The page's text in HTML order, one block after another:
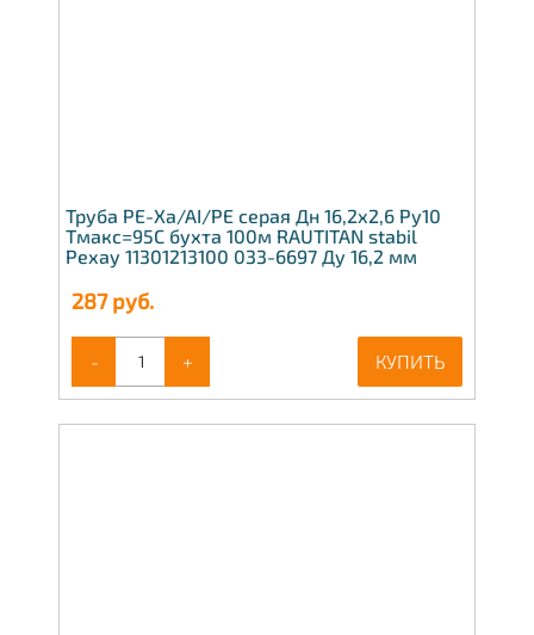
Труба PE-Xa/AI/PE серая Дн 16,2х2,6 Ру10
Тмакс=95C бухта 100м RAUTITAN stabil
Рехау 11301213100 033-6697 Ду 16,2 мм
287руб.
- + КУПИТЬ